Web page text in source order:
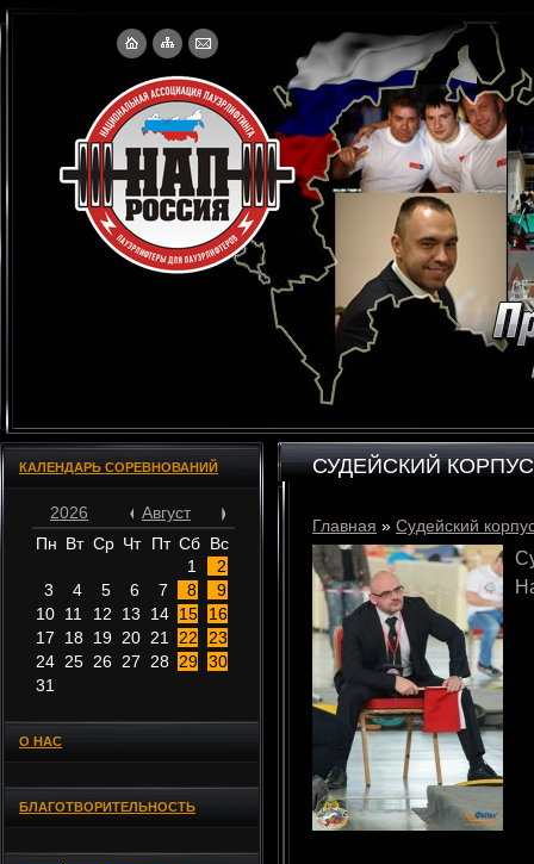
КАЛЕНДАРЬ СОРЕВНОВАНИЙ
2026
Август
Пн Вт Ср Чт Пт Сб Вс
1
2
3
4 5 6 7 8
9
10 11 12 13 14 15
16
17
18 19 20 21 22
23
24 25 26 27 28 29 30
31
О НАС
БЛАГОТВОРИТЕЛЬНОСТЬ
СУДЕЙСКИЙ КОРПУС
Главная » Судейский